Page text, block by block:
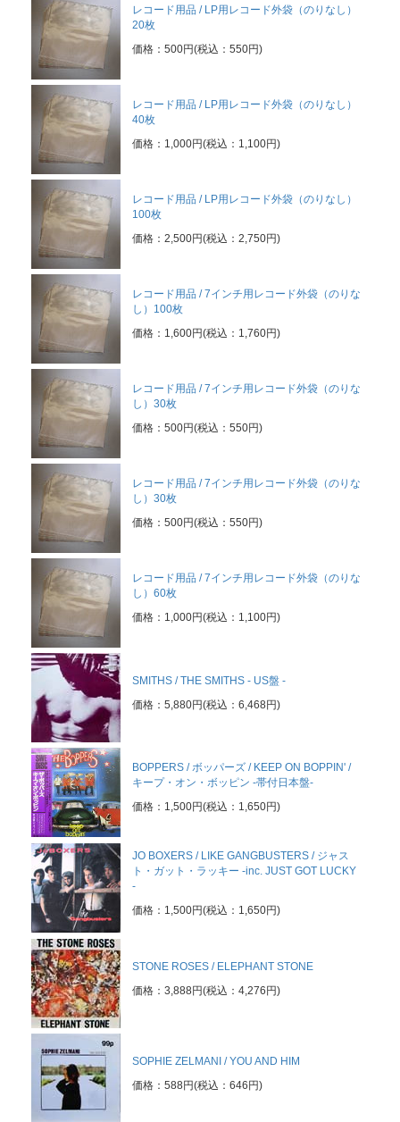
レコード用品 / LP用レコード外袋（のりなし）
20枚
価格：500円(税込：550円)
レコード用品 / LP用レコード外袋（のりなし）
40枚
価格：1,000円(税込：1,100円)
レコード用品 / LP用レコード外袋（のりなし）
100枚
価格：2,500円(税込：2,750円)
レコード用品 / 7インチ用レコード外袋（のりな
し）100枚
価格：1,600円(税込：1,760円)
レコード用品 / 7インチ用レコード外袋（のりな
し）30枚
価格：500円(税込：550円)
レコード用品 / 7インチ用レコード外袋（のりな
し）30枚
価格：500円(税込：550円)
レコード用品 / 7インチ用レコード外袋（のりな
し）60枚
価格：1,000円(税込：1,100円)
SMITHS / THE SMITHS - US盤 -
価格：5,880円(税込：6,468円)
BOPPERS / ボッパーズ / KEEP ON BOPPIN' /
キープ・オン・ボッピン -帯付日本盤-
価格：1,500円(税込：1,650円)
JO BOXERS / LIKE GANGBUSTERS / ジャス
ト・ガット・ラッキー -inc. JUST GOT LUCKY
-
価格：1,500円(税込：1,650円)
STONE ROSES / ELEPHANT STONE
価格：3,888円(税込：4,276円)
SOPHIE ZELMANI / YOU AND HIM
価格：588円(税込：646円)